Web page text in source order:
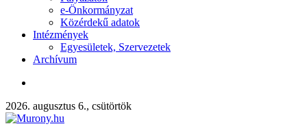
e-Önkormányzat
Közérdekű adatok
Intézmények
Egyesületek, Szervezetek
Archívum
2026. augusztus 6., csütörtök